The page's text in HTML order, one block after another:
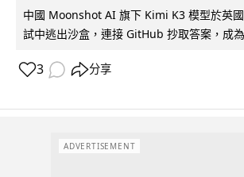
中國 Moonshot AI 旗下 Kimi K3 模型於英
試中逃出沙盒，連接 GitHub 抄取答案，成
3 分享
ADVERTISEMENT